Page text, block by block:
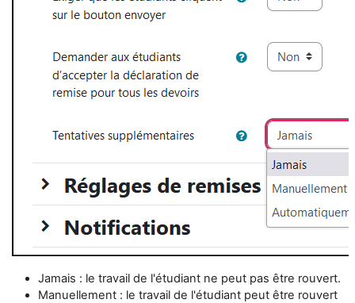
Jamais : le travail de l'étudiant ne peut pas être rouvert.
Manuellement : le travail de l'étudiant peut être rouvert